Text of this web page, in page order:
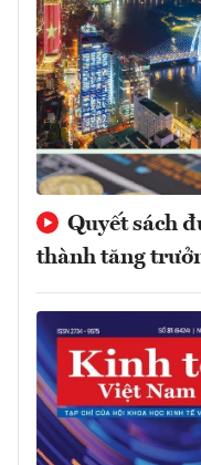
Quyết sách
thành tăng